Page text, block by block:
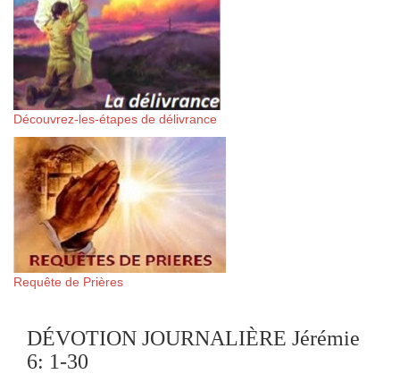
Découvrez-les-étapes de délivrance
Requête de Prières
DÉVOTION JOURNALIÈRE Jérémie
6: 1-30